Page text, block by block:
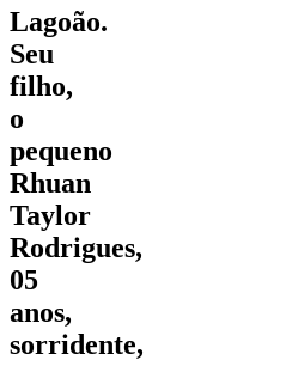
Lagoão.
Seu
filho,
o
pequeno
Rhuan
Taylor
Rodrigues,
05
anos,
sorridente,